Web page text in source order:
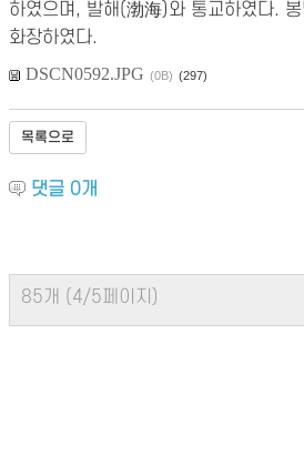
하였으며, 발해(渤海)와 통교하였다.
화장하였다.
DSCN0592.JPG (0B) (297)
목록으로
댓글 0개
85개 (4/5페이지)